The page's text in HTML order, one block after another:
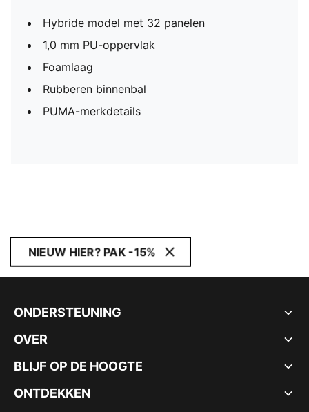
Hybride model met 32 panelen
1,0 mm PU-oppervlak
Foamlaag
Rubberen binnenbal
PUMA-merkdetails
NIEUW HIER? PAK -15%
ONDERSTEUNING
OVER
BLIJF OP DE HOOGTE
ONTDEKKEN